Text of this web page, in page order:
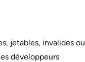
jetables, invalides ou
développeurs